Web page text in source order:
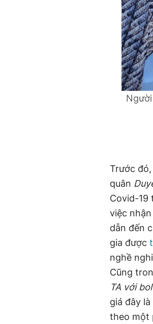
Trước
quân
Covid-19
việc
dẫn đến
gia được
nghề
Cũng
TA với
giá đây
theo một